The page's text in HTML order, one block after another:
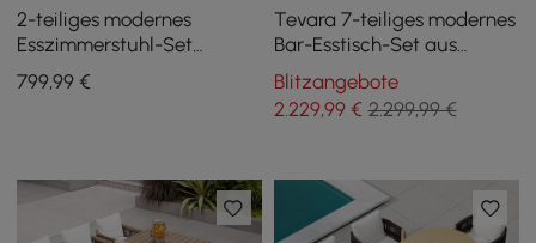
2-teiliges modernes
Esszimmerstuhl-Set
Wevara aus Aluminium und
Seilen für Terrasse,
799,99 €
Tevara 7-teiliges modernes
Bar-Esstisch-Set aus
Teakholz für den
Außenbereich mit 6 Stühlen
Blitzangebote
2.229,99€ 2.299,99 €